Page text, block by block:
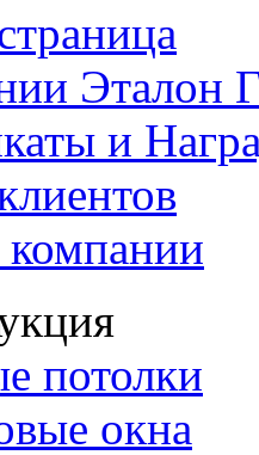
Эталон
и
потолки
окна